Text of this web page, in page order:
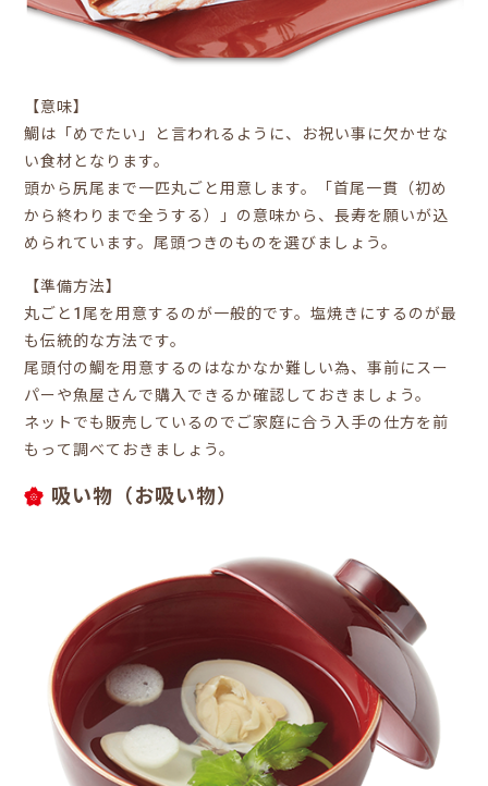
【意味】
鯛は「めでたい」と言われるように、お祝い事に欠かせな
い食材となります。
頭から尻尾まで一匹丸ごと用意します。「首尾一貫（初め
から終わりまで全うする）」の意味から、長寿を願いが込
められています。尾頭つきのものを選びましょう。
【準備方法】
丸ごと1尾を用意するのが一般的です。塩焼きにするのが最
も伝統的な方法です。
尾頭付の鯛を用意するのはなかなか難しい為、事前にスー
パーや魚屋さんで購入できるか確認しておきましょう。
ネットでも販売しているのでご家庭に合う入手の仕方を前
もって調べておきましょう。
吸い物（お吸い物）